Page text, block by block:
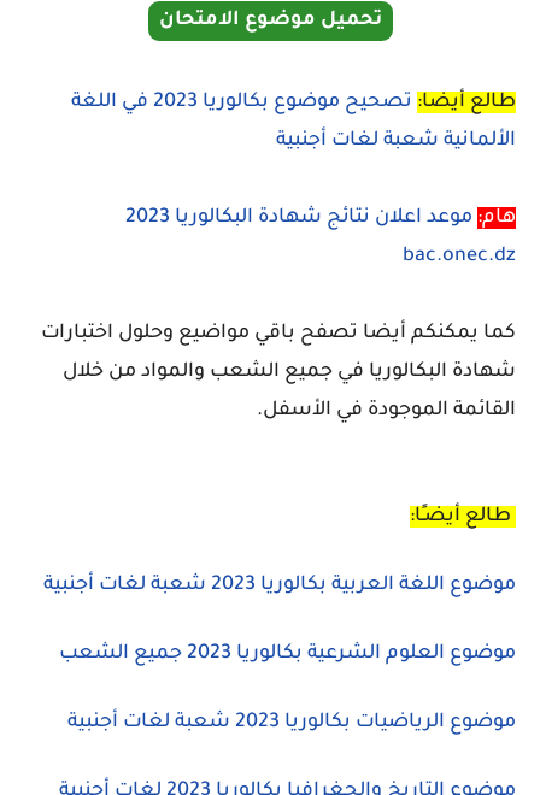
تحميل موضوع الامتحان
طالع أيضا:
تصحيح موضوع بكالوريا 2023 في اللغة
الألمانية شعبة لغات أجنبية
هام:
موعد اعلان نتائج شهادة البكالوريا 2023
bac.onec.dz
كما يمكنكم أيضا تصفح باقي مواضيع وحلول اختبارات
شهادة البكالوريا في جميع الشعب والمواد من خلال
القائمة الموجودة في الأسفل.
طالع أيضـًا:
موضوع اللغة العربية بكالوريا 2023 شعبة لغات أجنبية
موضوع العلوم الشرعية بكالوريا 2023 جميع الشعب
موضوع الرياضيات بكالوريا 2023 شعبة لغات أجنبية